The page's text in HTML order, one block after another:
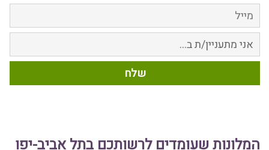
המלונות שעומדים לרשותכם בתל אביב-יפו